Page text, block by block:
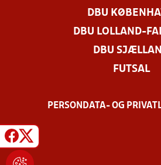
DBU
DBU LOLLAND-
DBU
FUTSAL
PERSONDATA- OG